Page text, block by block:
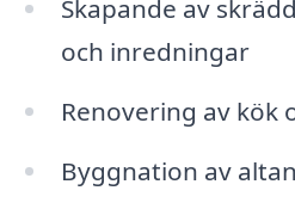
Skapande av
och inredningar
Renovering av kök
Byggnation av